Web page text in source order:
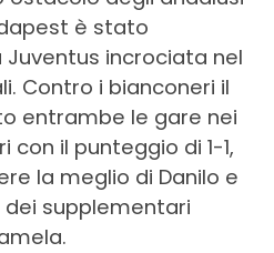
è stato
incrociata nel
Contro i bianconeri il
entrambe le gare nei
il punteggio di 1-1,
la meglio di Danilo e
supplementari